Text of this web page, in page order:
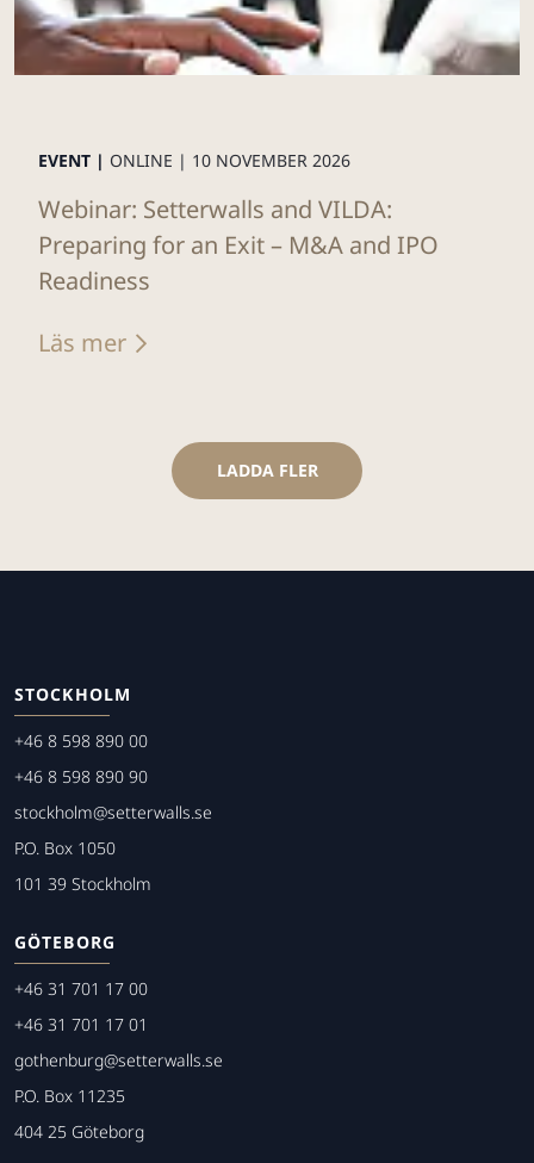
EVENT | ONLINE | 10 NOVEMBER 2026
Webinar: Setterwalls and VILDA:
Preparing for an Exit – M&A and IPO
Readiness
Läs mer
LADDA FLER
STOCKHOLM
+46 8 598 890 00
+46 8 598 890 90
stockholm@setterwalls.se
P.O. Box 1050
101 39 Stockholm
GÖTEBORG
+46 31 701 17 00
+46 31 701 17 01
gothenburg@setterwalls.se
P.O. Box 11235
404 25 Göteborg